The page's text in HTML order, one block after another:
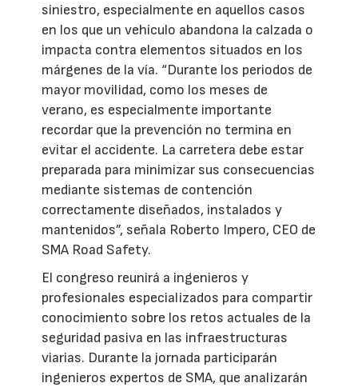
siniestro, especialmente en aquellos casos
en los que un vehículo abandona la calzada o
impacta contra elementos situados en los
márgenes de la vía. “Durante los periodos de
mayor movilidad, como los meses de
verano, es especialmente importante
recordar que la prevención no termina en
evitar el accidente. La carretera debe estar
preparada para minimizar sus consecuencias
mediante sistemas de contención
correctamente diseñados, instalados y
mantenidos”, señala Roberto Impero, CEO de
SMA Road Safety.
El congreso reunirá a ingenieros y
profesionales especializados para compartir
conocimiento sobre los retos actuales de la
seguridad pasiva en las infraestructuras
viarias. Durante la jornada participarán
ingenieros expertos de SMA, que analizarán